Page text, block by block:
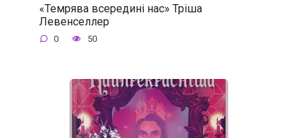
«Темрява всередині нас» Тріша
Левенселлер
0 50